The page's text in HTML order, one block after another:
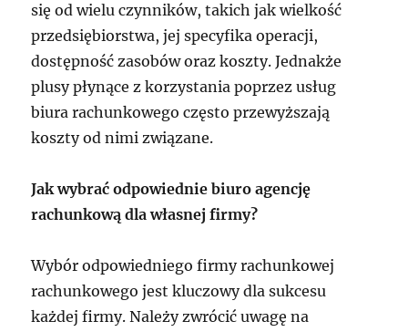
się od wielu czynników, takich jak wielkość
przedsiębiorstwa, jej specyfika operacji,
dostępność zasobów oraz koszty. Jednakże
plusy płynące z korzystania poprzez usług
biura rachunkowego często przewyższają
koszty od nimi związane.
Jak wybrać odpowiednie biuro agencję
rachunkową dla własnej firmy?
Wybór odpowiedniego firmy rachunkowej
rachunkowego jest kluczowy dla sukcesu
każdej firmy. Należy zwrócić uwagę na